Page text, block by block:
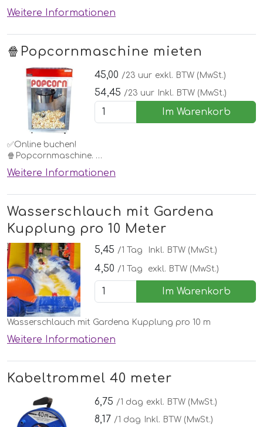
Eine Zuckerwattemaschine. Jedes Kind möchte das zu
Hause. Mieten Sie diese einfach bei einem Hüpfburg oder
Vergessen Sie nicht, die Zutaten zu bestellen!
Weitere Informationen
🍿Popcornmaschine mieten
45,00 /23 uur exkl. BTW (MwSt.)
54,45 /23 uur Inkl. BTW (MwSt.)
Im Warenkorb
✅Online buchen!
🍿Popcornmaschine.
Jedes Kind möchte das zu Hause. Mieten Sie diese einfach
Vergessen Sie nicht, die Zutaten zu bestellen!
Weitere Informationen
Wasserschlauch mit Gardena
Kupplung pro 10 Meter
5,45 /1 Tag Inkl. BTW (MwSt.)
4,50 /1 Tag exkl. BTW (MwSt.)
Im Warenkorb
Wasserschlauch mit Gardena Kupplung pro 10 m
Weitere Informationen
Kabeltrommel 40 meter
6,75 /1 dag exkl. BTW (MwSt.)
8,17 /1 dag Inkl. BTW (MwSt.)